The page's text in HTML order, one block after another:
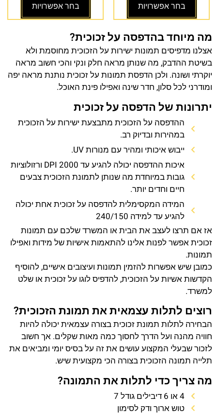
בחר אפשרויות בחר אפשרויות
מה מיוחד בהדפסה על זכוכית?
אצלנו מדפיסים תמונות ישירות על הזכוכית מחוסמת ולא
בשיטת ההדבק, מה שנותן מראה חלק ונקי והכי חשוב מראה
יוקרתי ושונה. ולכן הדפסת תמונות על זכוכית נותנת מראה יפה
ומודרני לכל סלון, חדר שינה ואפילו פינת האוכל.
יתרונות של הדפסה על זכוכית
ההדפסה על הזכוכית מתבצעת ישירות על הזכוכית
במהירות ובדיוק רב.
ייבוש איכותי ומהיר עם מנורות UV.
איכות ההדפסה יכולה להגיע עד 2000 DPI ורזולוציות
גובות במיוחדת מה שנותן לתמונת הזכוכית צבעים
חיים וחדים יותר.
המידה המקסימלית להדפסה על זכוכית אחת יכולה
להגיע עד למידה 240/150
אז אם תרצו לעצב את הבית או המשרד שלכם עם תמונות
זכוכית אפשר לפנות אלינו להתאמות אישיות של מידות ואפילו
תמונות.
כמובן שיש אפשרות להזמין תמונות ועיצובים אישיים, להוסיף
הקדשות אשיות על הזכוכית, להדפיס לוגו על זכוכית או שלט
למשרד.
רוצים לתלות עצמאית את תמונת הזכוכית?
הבחירה לתלות תמונת זכוכית בצורה עצמאית יכולה להיות
חוויה מהנה ועל הדרך לחסוך כמה מאות שקלים. אך חשוב
לזכור שבעלי המקצוע עושים את זה על בסיס יומי ומביאים את
תלייה תמונה הזכוכית בצורה הכי מקצועית שיש.
מה צריך כדי לתלות את התמונה?
4 או 6 דיבילים גודל 7
טוש ארוך ודק לסימון